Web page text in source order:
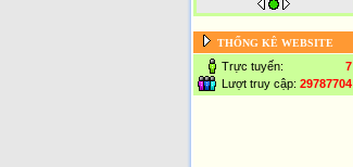
THỐNG KÊ WEBSITE
Trực tuyến:
7
Lượt truy cập: 29787704